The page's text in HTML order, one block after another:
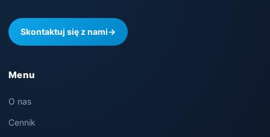
Skontaktuj się z nami→
Menu
O nas
Cennik